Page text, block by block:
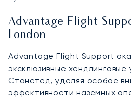
Advantage Flight
London
Advantage Flight Support
эксклюзивные хендлинговые
Станстед, уделяя особое
эффективности наземных